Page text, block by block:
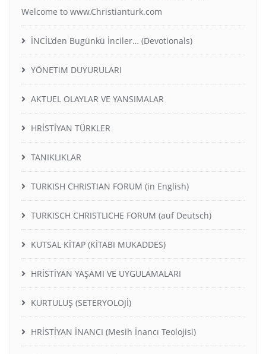
Welcome to www.Christianturk.com
İNCİL’den Bugünkü İnciler… (Devotionals)
YÖNETiM DUYURULARI
AKTUEL OLAYLAR VE YANSIMALAR
HRİSTİYAN TÜRKLER
TANIKLIKLAR
TURKISH CHRISTIAN FORUM (in English)
TURKISCH CHRISTLICHE FORUM (auf Deutsch)
KUTSAL KİTAP (KİTABI MUKADDES)
HRİSTİYAN YAŞAMI VE UYGULAMALARI
KURTULUŞ (SETERYOLOJİ)
HRİSTİYAN İNANCI (Mesih İnancı Teolojisi)